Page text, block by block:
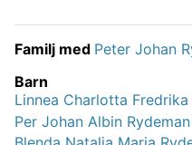
Familj med Peter Johan
Barn
Linnea Charlotta
Per Johan Albin